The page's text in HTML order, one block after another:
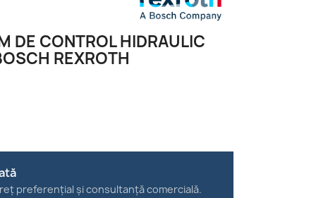
DE CONTROL HIDRAULIC
REXROTH
preferențial și consultanță comercială.